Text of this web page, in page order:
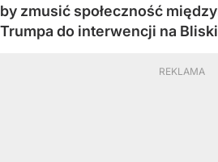
by zmusić społeczność
Trumpa do interwencji na